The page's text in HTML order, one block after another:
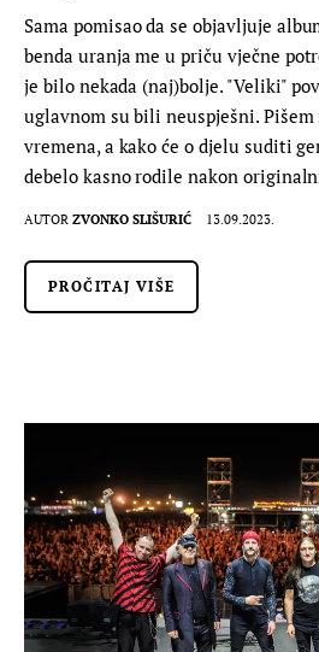
Sama pomisao da se objavljuje
benda uranja me u priču vječne
je bilo nekada (naj)bolje. "Veliki"
uglavnom su bili neuspješni.
vremena, a kako će o djelu suditi
debelo kasno rodile nakon
AUTOR ZVONKO SLIŠURIĆ 13.09.2023.
PROČITAJ VIŠE